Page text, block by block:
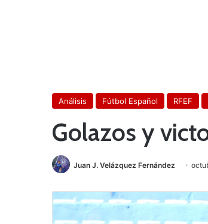
Análisis Fútbol Español RFEF
Golazos y
Juan J. Velázquez Fernández